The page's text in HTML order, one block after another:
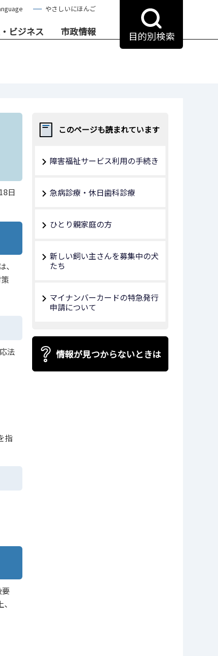
やさしいにほんご
ビジネス 市政情報 目的別検索
日
法
指
このページも読まれています
障害福祉サービス利用の手続き
急病診療・休日歯科診療
ひとり親家庭の方
新しい飼い主さんを募集中の犬
たち
マイナンバーカードの特急発行
申請について
情報が見つからないときは